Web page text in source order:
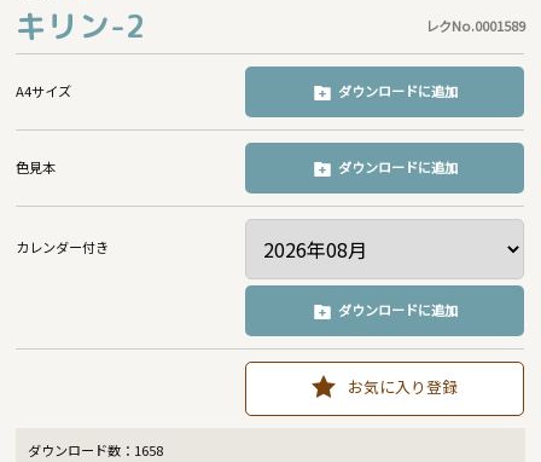
キリン-2 レクNo.0001589
A4サイズ ダウンロードに追加
色見本 ダウンロードに追加
カレンダー付き
ダウンロードに追加
お気に入り登録
ダウンロード数： 1658